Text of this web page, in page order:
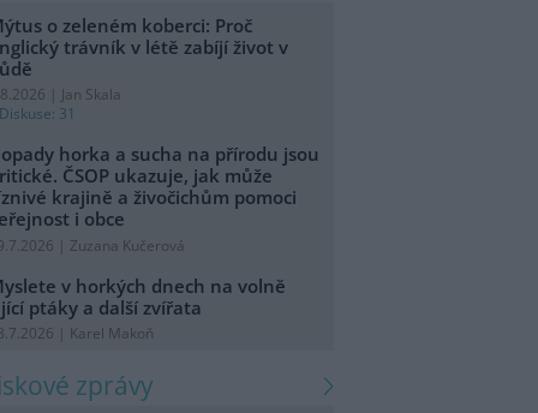
o zeleném koberci: Proč
trávník v létě zabíjí život v
| Jan Skala
Diskuse: 31
horka a sucha na přírodu jsou
ČSOP ukazuje, jak může
krajině a živočichům pomoci
i obce
| Zuzana Kučerová
v horkých dnech na volně
ptáky a další zvířata
| Karel Makoň
zprávy